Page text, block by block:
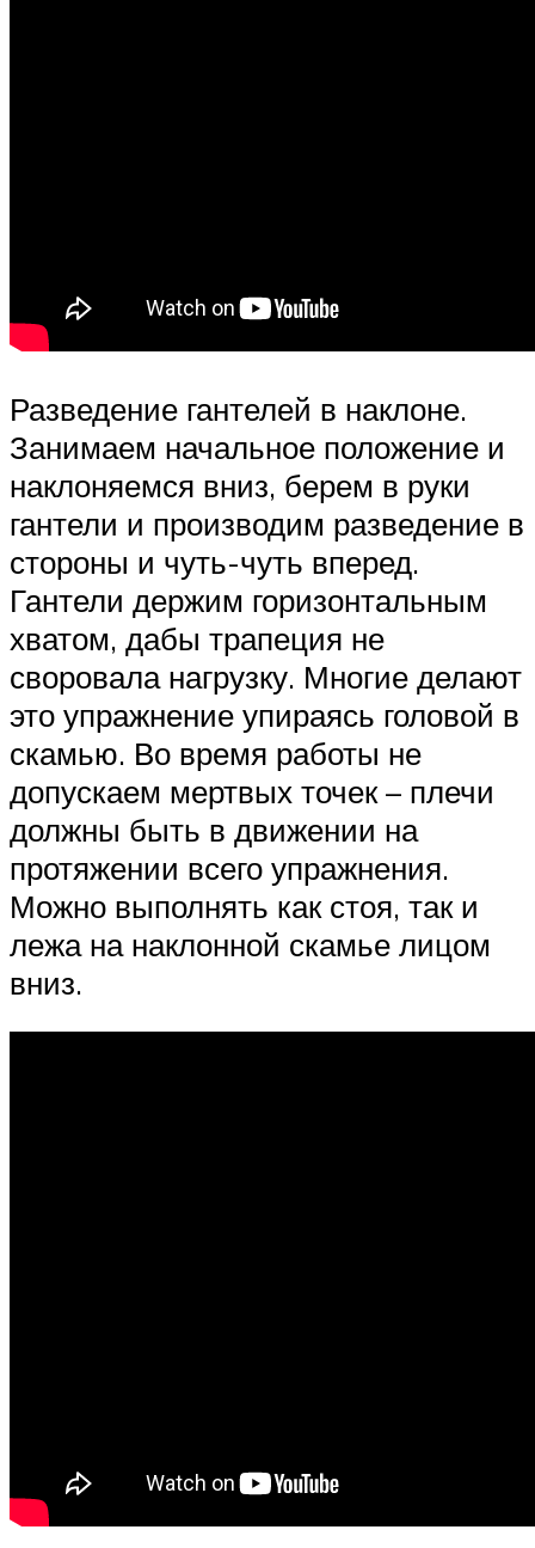
Разведение гантелей в наклоне.
Занимаем начальное положение и
наклоняемся вниз, берем в руки
гантели и производим разведение в
стороны и чуть-чуть вперед.
Гантели держим горизонтальным
хватом, дабы трапеция не
своровала нагрузку. Многие делают
это упражнение упираясь головой в
скамью. Во время работы не
допускаем мертвых точек – плечи
должны быть в движении на
протяжении всего упражнения.
Можно выполнять как стоя, так и
лежа на наклонной скамье лицом
вниз.